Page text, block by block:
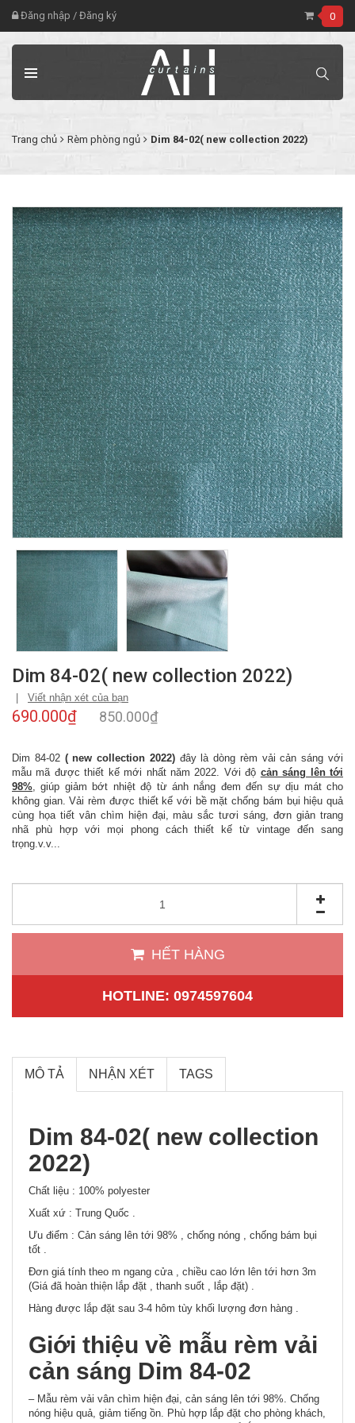
Đăng nhập / Đăng ký 0
Trang chủ Rèm phòng ngủ Dim 84-02( new collection 2022)
Dim 84-02( new collection 2022)
Viết nhận xét của bạn
690.000₫ 850.000₫
Dim 84-02 ( new collection 2022)đây là dòng rèm vải cản sáng với
mẫu mã được thiết kế mới nhất năm 2022. Với độ cản sáng lên tới
98%, giúp giảm bớt nhiệt độ từ ánh nắng đem đến sự dịu mát cho
không gian. Vải rèm được thiết kế với bề mặt chống bám bụi hiệu quả
cùng họa tiết vân chìm hiện đại, màu sắc tươi sáng, đơn giản trang
nhã phù hợp với mọi phong cách thiết kế từ vintage đến sang
trọng.v.v...
HẾT HÀNG
HOTLINE: 0974597604
MÔ TẢ NHẬN XÉT TAGS
Dim 84-02( new collection
2022)
Chất liệu : 100% polyester
Xuất xứ : Trung Quốc .
Ưu điểm : Cản sáng lên tới 98% , chống nóng , chống bám bụi
tốt .
Đơn giá tính theo m ngang cửa , chiều cao lớn lên tới hơn 3m
(Giá đã hoàn thiện lắp đặt , thanh suốt , lắp đặt) .
Hàng được lắp đặt sau 3-4 hôm tùy khối lượng đơn hàng .
Giới thiệu về mẫu rèm vải
cản sáng Dim 84-02
– Mẫu rèm vải vân chìm hiện đại, cản sáng lên tới 98%. Chống
nóng hiệu quả, giảm tiếng ồn. Phù hợp lắp đặt cho phòng khách,